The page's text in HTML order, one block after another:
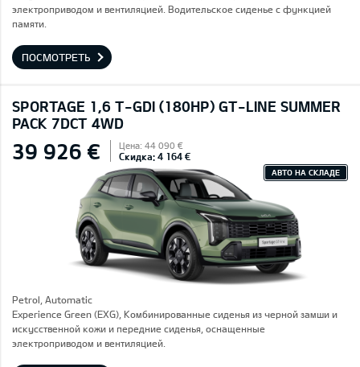
электроприводом и вентиляцией. Водительское сиденье с функцией
памяти.
ПОСМОТРЕТЬ
SPORTAGE 1,6 T-GDI (180HP) GT-LINE SUMMER
PACK 7DCT 4WD
39 926 € Цена: 44 090 €
Скидка: 4 164 €
АВТО НА СКЛАДЕ
Petrol, Automatic
Experience Green (EXG), Комбинированные сиденья из черной замши и
искусственной кожи и передние сиденья, оснащенные
электроприводом и вентиляцией.